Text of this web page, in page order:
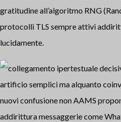
gratitudine all’algoritmo RNG
protocolli TLS sempre attivi
lucidamente.
artificio semplici ma alquanto
nuovi confusione non AAMS
addirittura messaggerie come